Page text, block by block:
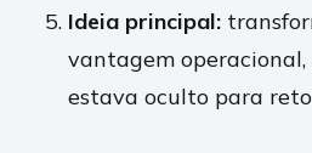
Ideia principal:
vantagem operacional,
estava oculto para